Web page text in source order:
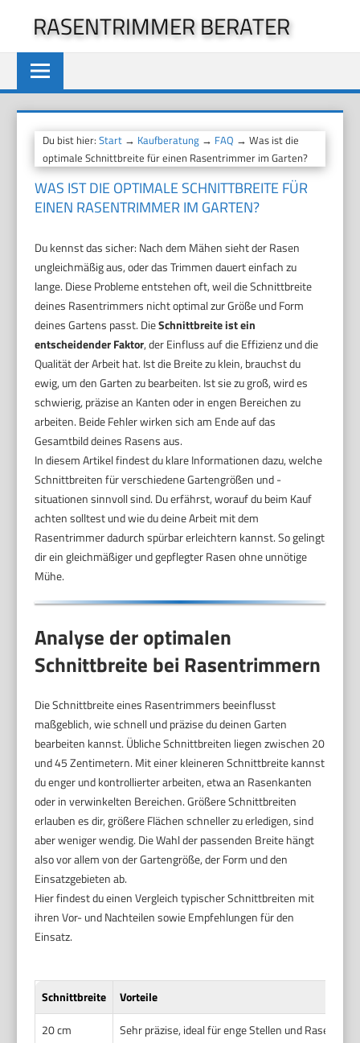
springen
RASENTRIMMER BERATER
Du bist hier:Start → Kaufberatung → FAQ → Was ist die
optimale Schnittbreite für einen Rasentrimmer im Garten?
WAS IST DIE OPTIMALE SCHNITTBREITE FÜR
EINEN RASENTRIMMER IM GARTEN?
Du kennst das sicher: Nach dem Mähen sieht der Rasen
ungleichmäßig aus, oder das Trimmen dauert einfach zu
lange. Diese Probleme entstehen oft, weil die Schnittbreite
deines Rasentrimmers nicht optimal zur Größe und Form
deines Gartens passt. DieSchnittbreite ist ein
entscheidender Faktor, der Einfluss auf die Effizienz und die
Qualität der Arbeit hat. Ist die Breite zu klein, brauchst du
ewig, um den Garten zu bearbeiten. Ist sie zu groß, wird es
schwierig, präzise an Kanten oder in engen Bereichen zu
arbeiten. Beide Fehler wirken sich am Ende auf das
Gesamtbild deines Rasens aus.
In diesem Artikel findest du klare Informationen dazu, welche
Schnittbreiten für verschiedene Gartengrößen und -
situationen sinnvoll sind. Du erfährst, worauf du beim Kauf
achten solltest und wie du deine Arbeit mit dem
Rasentrimmer dadurch spürbar erleichtern kannst. So gelingt
dir ein gleichmäßiger und gepflegter Rasen ohne unnötige
Mühe.
Analyse der optimalen
Schnittbreite bei Rasentrimmern
Die Schnittbreite eines Rasentrimmers beeinflusst
maßgeblich, wie schnell und präzise du deinen Garten
bearbeiten kannst. Übliche Schnittbreiten liegen zwischen 20
und 45 Zentimetern. Mit einer kleineren Schnittbreite kannst
du enger und kontrollierter arbeiten, etwa an Rasenkanten
oder in verwinkelten Bereichen. Größere Schnittbreiten
erlauben es dir, größere Flächen schneller zu erledigen, sind
aber weniger wendig. Die Wahl der passenden Breite hängt
also vor allem von der Gartengröße, der Form und den
Einsatzgebieten ab.
Hier findest du einen Vergleich typischer Schnittbreiten mit
ihren Vor- und Nachteilen sowie Empfehlungen für den
Einsatz.
Schnittbreite
Vorteile
20 cm
Sehr präzise, ideal für enge Stellen und